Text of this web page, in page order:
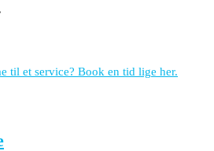
til et service? Book en tid lige her.